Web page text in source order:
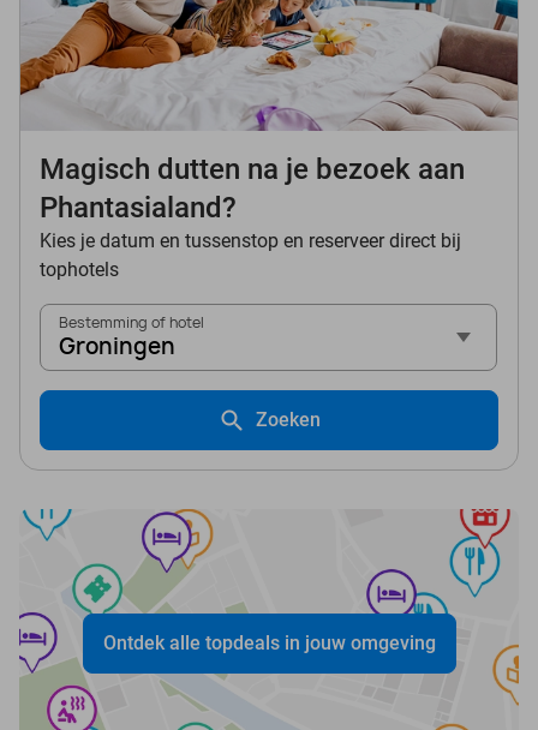
Magisch dutten na je bezoek aan
Phantasialand?
Kies je datum en tussenstop en reserveer direct bij
tophotels
Bestemming of hotel
Groningen
Zoeken
Ontdek alle topdeals in jouw omgeving